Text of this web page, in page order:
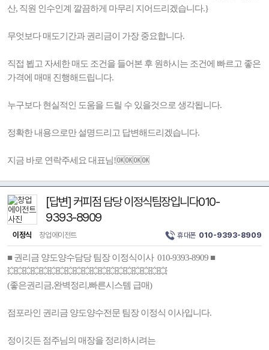
산, 직원 인수인계 깔끔하게 마무리 지어드리겠습니다.}
무엇보다 매도기간과 권리금이 가장 중요합니다.
직접 뵙고 자세한 매도 조건을 들어본 후 원하시는 조건에 빠르고 좋은
가격에 매매 진행해드립니다.
누구보다 현실적인 도움을 드릴 수 있을것으로 생각됩니다.
정확한 내용으로만 설명드리고 답변해드리겠습니다.
지금 바로 연락주세요 대표님!🆗🆗🆗🆗
[답변] 커피점 담당 이정식팀장입니다010-
9393-8909
이정식 창업에이전트 휴대폰 010-9393-8909
■ 권리금 양도양수담당 팀장 이정식이사 010-9393-8909 ■
💥💥💥💥💥💥💥💥💥💥💥💥💥💥💥💥💥💥💥
(좋은권리금,완벽정리,빠른시스템 급매)
점포라인 권리금 양도양수전문 팀장 이정식 이사입니다.
정이깃든 점주님의 매장을 정리하시려는